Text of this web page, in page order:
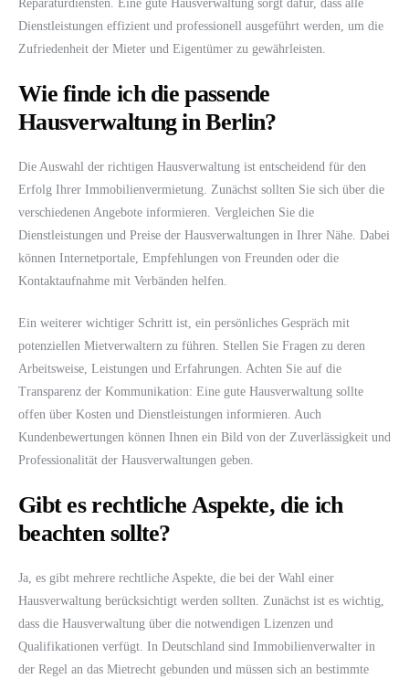
Reparaturdiensten. Eine gute Hausverwaltung sorgt dafür, dass alle
Dienstleistungen effizient und professionell ausgeführt werden, um die
Zufriedenheit der Mieter und Eigentümer zu gewährleisten.
Wie finde ich die passende
Hausverwaltung in Berlin?
Die Auswahl der richtigen Hausverwaltung ist entscheidend für den
Erfolg Ihrer Immobilienvermietung. Zunächst sollten Sie sich über die
verschiedenen Angebote informieren. Vergleichen Sie die
Dienstleistungen und Preise der Hausverwaltungen in Ihrer Nähe. Dabei
können Internetportale, Empfehlungen von Freunden oder die
Kontaktaufnahme mit Verbänden helfen.
Ein weiterer wichtiger Schritt ist, ein persönliches Gespräch mit
potenziellen Mietverwaltern zu führen. Stellen Sie Fragen zu deren
Arbeitsweise, Leistungen und Erfahrungen. Achten Sie auf die
Transparenz der Kommunikation: Eine gute Hausverwaltung sollte
offen über Kosten und Dienstleistungen informieren. Auch
Kundenbewertungen können Ihnen ein Bild von der Zuverlässigkeit und
Professionalität der Hausverwaltungen geben.
Gibt es rechtliche Aspekte, die ich
beachten sollte?
Ja, es gibt mehrere rechtliche Aspekte, die bei der Wahl einer
Hausverwaltung berücksichtigt werden sollten. Zunächst ist es wichtig,
dass die Hausverwaltung über die notwendigen Lizenzen und
Qualifikationen verfügt. In Deutschland sind Immobilienverwalter in
der Regel an das Mietrecht gebunden und müssen sich an bestimmte